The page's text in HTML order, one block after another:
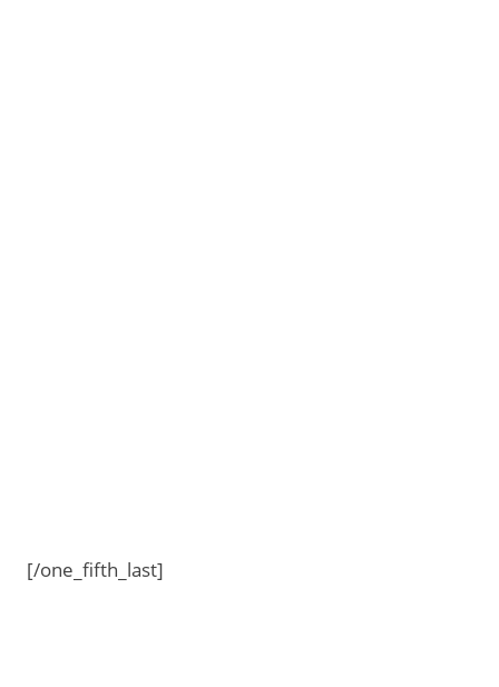
[/one_fifth_last]